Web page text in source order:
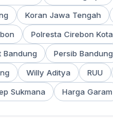
Koran Jawa Tengah
Polresta Cirebon Kota
Bandung Persib Bandung
Willy Aditya RUU
Sukmana Harga Garam